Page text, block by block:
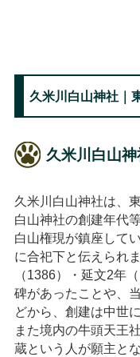
久米川白山神社｜
久米川白山
久米川白山神社は、
白山神社の創建年代
白山権現が鎮座して
に合祀下と伝えられ
（1386）・延文2年
碑があったことや、
どから、創建は中世
また境内の牛頭天王
蔵という人が願主と